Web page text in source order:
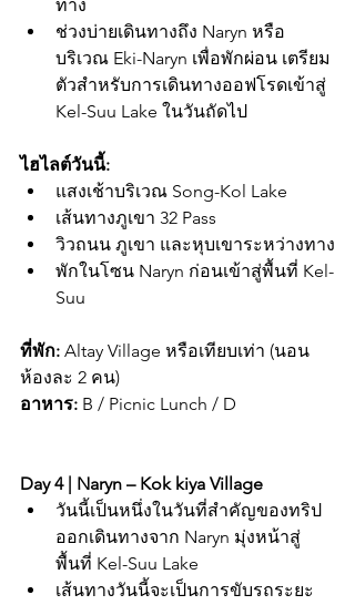
ทาง
ช่วงบ่ายเดินทางถึง Naryn หรือ
บริเวณ Eki-Naryn เพื่อพักผ่อน เตรียม
ตัวสำหรับการเดินทางออฟโรดเข้าสู่
Kel-Suu Lake ในวันถัดไป
ไฮไลต์วันนี้:
แสงเช้าบริเวณ Song-Kol Lake
เส้นทางภูเขา 32 Pass
วิวถนน ภูเขา และหุบเขาระหว่างทาง
พักในโซน Naryn ก่อนเข้าสู่พื้นที่ Kel-
Suu
ที่พัก: Altay Village หรือเทียบเท่า (นอน
ห้องละ 2 คน)
อาหาร: B / Picnic Lunch / D
Day 4 | Naryn – Kok kiya Village
วันนี้เป็นหนึ่งในวันที่สำคัญของทริป
ออกเดินทางจาก Naryn มุ่งหน้าสู่
พื้นที่ Kel-Suu Lake
เส้นทางวันนี้จะเป็นการขับรถระยะ